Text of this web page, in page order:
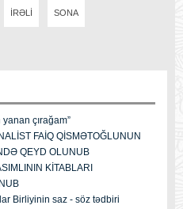
İRƏLI SONA
çırağam”
FAİQ QİSMƏTOĞLUNUN
QEYD OLUNUB
KİTABLARI
Birliyinin saz - söz tədbiri